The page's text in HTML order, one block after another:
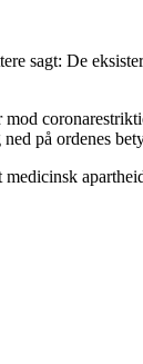
sagt: De
på ordenes